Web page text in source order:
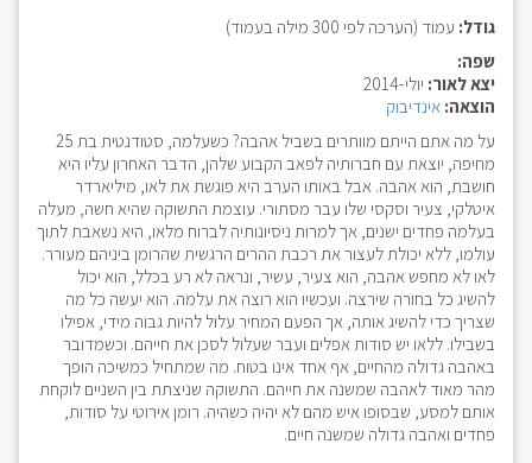
גודל: עמוד (הערכה לפי 300 מילה בעמוד)
שפה:
יצא לאור: יולי-2014
הוצאה: אינדיבוק
על מה אתם הייתם מוותרים בשביל אהבה? כשעלמה, סטודנטית בת 25
מחיפה, יוצאת עם חברותיה לפאב הקבוע שלהן, הדבר האחרון עליו היא
חושבת, הוא אהבה. אבל באותו הערב היא פוגשת את לאו, מיליארדר
איטלקי, צעיר וסקסי שלו עבר מסתורי. עוצמת התשוקה שהיא חשה, מעלה
בעלמה פחדים ישנים, אך למרות ניסיונותיה לברוח מלאו, היא נשאבת לתוך
עולמו, ללא יכולת לעצור את רכבת ההרים הרגשית שהרומן ביניהם מעורר.
לאו לא מחפש אהבה, הוא צעיר, עשיר, ונראה לא רע בכלל, הוא יכול
להשיג כל בחורה שירצה. ועכשיו הוא רוצה את עלמה. הוא יעשה כל מה
שצריך כדי להשיג אותה, אך הפעם המחיר עלול להיות גבוה מידי, אפילו
בשבילו. ללאו יש סודות אפלים ועבר שעלול לסכן את חייהם. וכשמדובר
באהבה גדולה מהחיים, אף אחד אינו בטוח. מה שמתחיל כמשיכה הופך
מהר מאוד לאהבה שמשנה את חייהם. התשוקה שניצתת בין השניים לוקחת
אותם למסע, שבסופו איש מהם לא יהיה כשהיה. רומן אירוטי על סודות,
פחדים ואהבה גדולה שמשנה חיים.